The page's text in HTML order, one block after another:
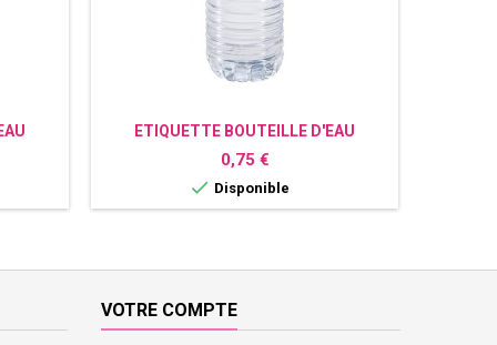
ETIQUETTE BOUTEILLE D'EAU
PERSONNALISÉE PAT PATROUILLE,
STELLA
Prix
0,75 €
 Disponible
VOTRE COMPTE